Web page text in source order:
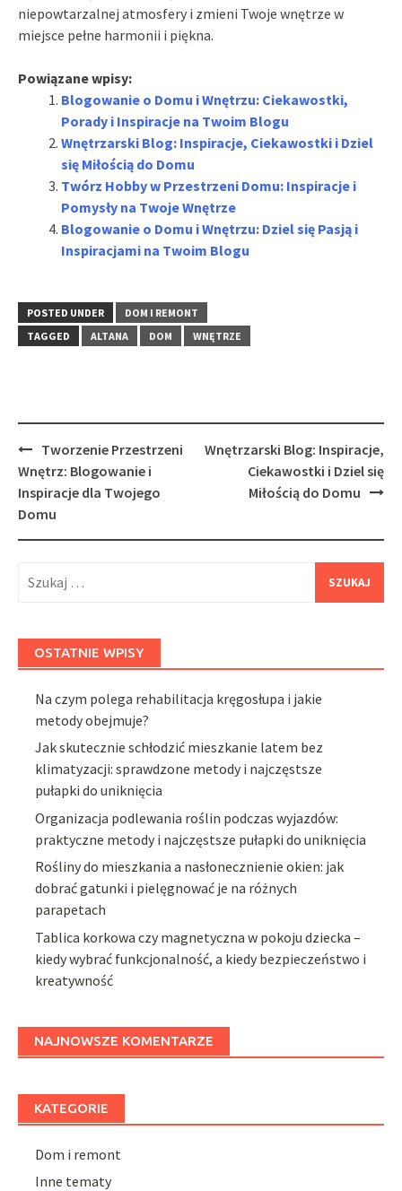
niepowtarzalnej atmosfery i zmieni Twoje wnętrze w
miejsce pełne harmonii i piękna.
Powiązane wpisy:
Blogowanie o Domu i Wnętrzu: Ciekawostki,
Porady i Inspiracje na Twoim Blogu
Wnętrzarski Blog: Inspiracje, Ciekawostki i Dziel
się Miłością do Domu
Twórz Hobby w Przestrzeni Domu: Inspiracje i
Pomysły na Twoje Wnętrze
Blogowanie o Domu i Wnętrzu: Dziel się Pasją i
Inspiracjami na Twoim Blogu
POSTED UNDER
DOM I REMONT
TAGGED
ALTANA DOM WNĘTRZE
Post
navigation
Tworzenie Przestrzeni
Wnętrz: Blogowanie i
Inspiracje dla Twojego
Domu
Wnętrzarski Blog: Inspiracje,
Ciekawostki i Dziel się
Miłością do Domu
OSTATNIE WPISY
Na czym polega rehabilitacja kręgosłupa i jakie
metody obejmuje?
Jak skutecznie schłodzić mieszkanie latem bez
klimatyzacji: sprawdzone metody i najczęstsze
pułapki do uniknięcia
Organizacja podlewania roślin podczas wyjazdów:
praktyczne metody i najczęstsze pułapki do uniknięcia
Rośliny do mieszkania a nasłonecznienie okien: jak
dobrać gatunki i pielęgnować je na różnych
parapetach
Tablica korkowa czy magnetyczna w pokoju dziecka –
kiedy wybrać funkcjonalność, a kiedy bezpieczeństwo i
kreatywność
NAJNOWSZE KOMENTARZE
KATEGORIE
Dom i remont
Inne tematy